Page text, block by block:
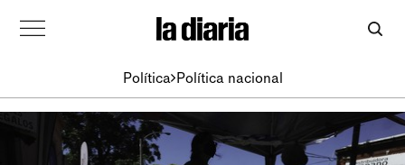
Política Política nacional